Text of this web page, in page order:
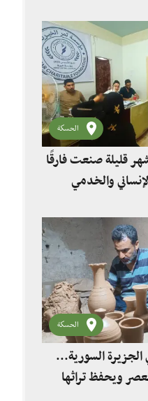
الحسكة
قليلة صنعت فارقًا
والخدمي
الحسكة
الجزيرة السورية...
ويحفظ تراثها